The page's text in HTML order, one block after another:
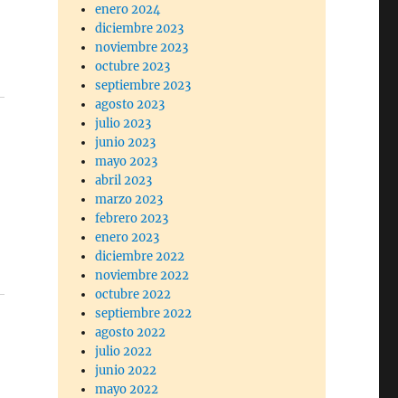
enero 2024
diciembre 2023
noviembre 2023
octubre 2023
septiembre 2023
agosto 2023
julio 2023
junio 2023
mayo 2023
abril 2023
marzo 2023
febrero 2023
enero 2023
diciembre 2022
noviembre 2022
octubre 2022
septiembre 2022
agosto 2022
julio 2022
junio 2022
mayo 2022